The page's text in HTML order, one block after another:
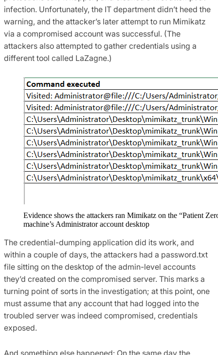
infection. Unfortunately, the IT department didn’t heed the
warning, and the attacker’s later attempt to run Mimikatz
via a compromised account was successful. (The
attackers also attempted to gather credentials using a
different tool called LaZagne.)
Evidence shows the attackers ran Mimikatz on the “Patient
machine’s Administrator account desktop
The credential-dumping application did its work, and
within a couple of days, the attackers had a password.txt
file sitting on the desktop of the admin-level accounts
they’d created on the compromised server. This marks a
turning point of sorts in the investigation; at this point, one
must assume that any account that had logged into the
troubled server was indeed compromised, credentials
exposed.
And something else happened: On the same day the